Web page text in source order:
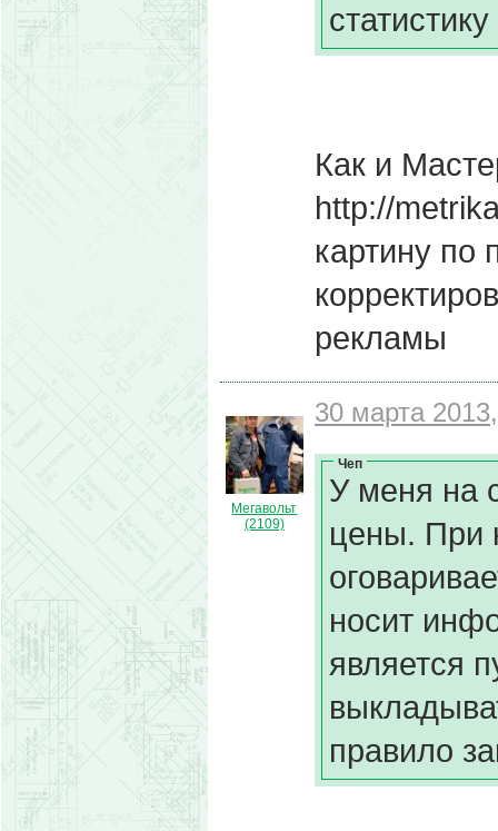
Как и
http://
картину по
рекламы
Мегавольт
(2109)
30 марта
Чеп
У меня на
цены. При
носит
является
правило